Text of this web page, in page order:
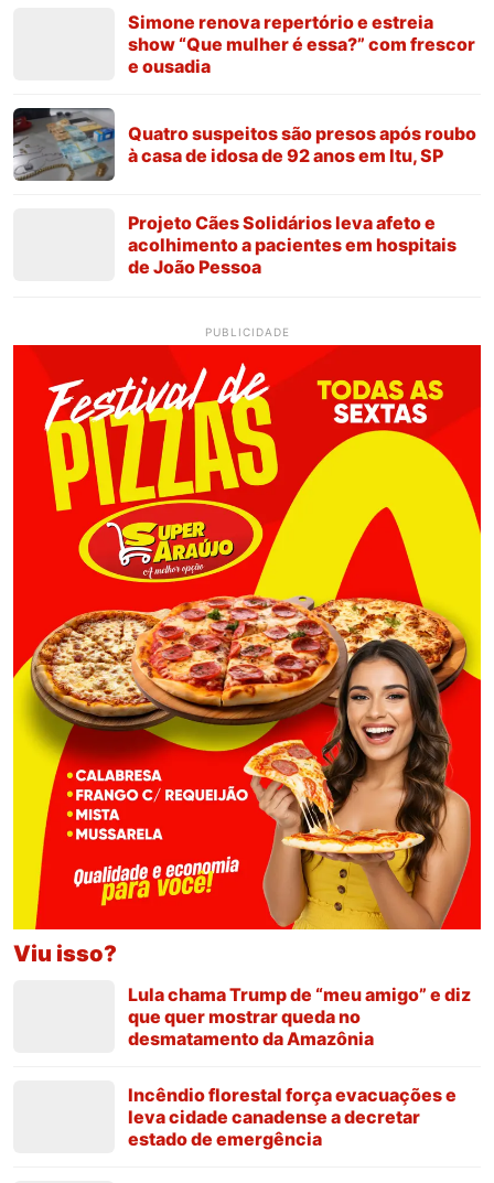
Simone renova repertório e estreia
show “Que mulher é essa?” com frescor
e ousadia
Quatro suspeitos são presos após roubo
à casa de idosa de 92 anos em Itu, SP
Projeto Cães Solidários leva afeto e
acolhimento a pacientes em hospitais
de João Pessoa
PUBLICIDADE
Viu isso?
Lula chama Trump de “meu amigo” e diz
que quer mostrar queda no
desmatamento da Amazônia
Incêndio florestal força evacuações e
leva cidade canadense a decretar
estado de emergência